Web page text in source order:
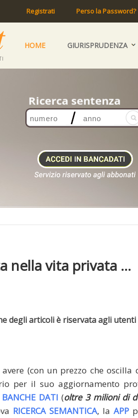
Registrati Perso la Password?
HOME GIURISPRUDENZA
nella vita privata ...
degli articoli è riservata agli
(con un prezzo che oscilla
per il suo aggiornamento
BANCHE DATI (oltre 3 milioni di
RICERCA SEMANTICA, la APP